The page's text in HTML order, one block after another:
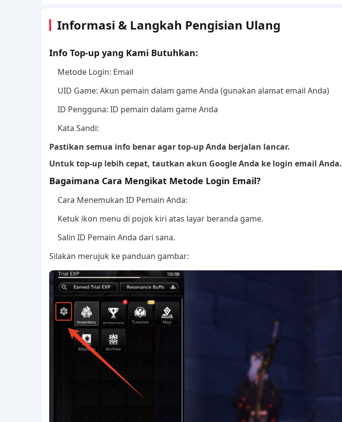
Informasi & Langkah Pengisian Ulang
Info Top-up yang Kami Butuhkan:
Metode Login: Email
UID Game: Akun pemain dalam game Anda (gunakan alamat email Anda)
ID Pengguna: ID pemain dalam game Anda
Kata Sandi:
Pastikan semua info benar agar top-up Anda berjalan lancar.
Untuk top-up lebih cepat, tautkan akun Google Anda ke login email Anda.
Bagaimana Cara Mengikat Metode Login Email?
Cara Menemukan ID Pemain Anda:
Ketuk ikon menu di pojok kiri atas layar beranda game.
Salin ID Pemain Anda dari sana.
Silakan merujuk ke panduan gambar: